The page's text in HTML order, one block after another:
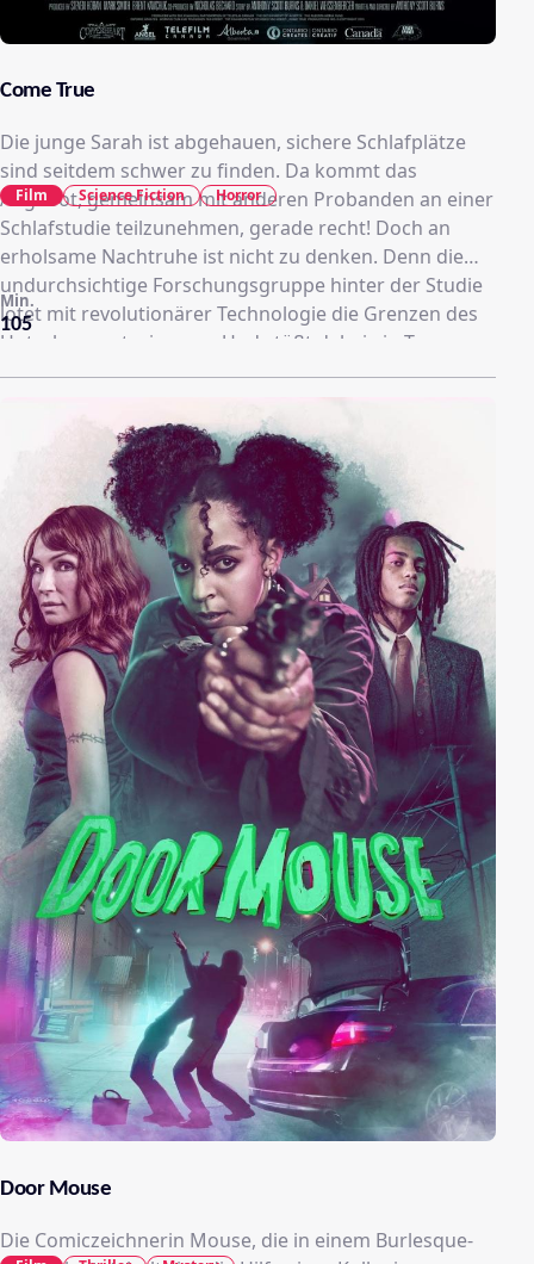
Come True
Die junge Sarah ist abgehauen, sichere Schlafplätze
sind seitdem schwer zu finden. Da kommt das
Angebot, gemeinsam mit anderen Probanden an einer
Schlafstudie teilzunehmen, gerade recht! Doch an
erholsame Nachtruhe ist nicht zu denken. Denn die
undurchsichtige Forschungsgruppe hinter der Studie
lotet mit revolutionärer Technologie die Grenzen des
Unterbewusstseins aus. Und stößt dabei ein Tor zu
einer bedrohlichen Traumwelt auf, die ihre Wirklichkeit
105
Min.
Film Science Fiction Horror
Door Mouse
Die Comiczeichnerin Mouse, die in einem Burlesque-